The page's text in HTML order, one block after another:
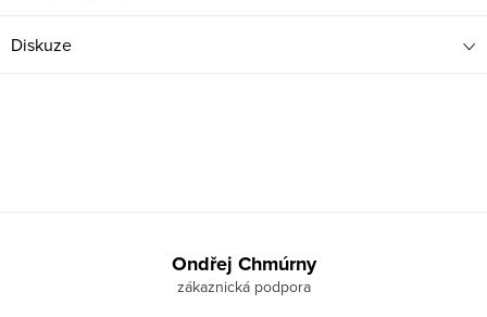
Diskuze
Ondřej Chmúrny